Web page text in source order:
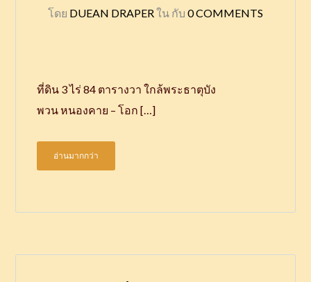
โดย DUEAN DRAPERใน กับ 0 COMMENTS
ที่ดิน 3 ไร่ 84 ตารางวา ใกล้พระธาตุบัง
พวน หนองคาย – โอก […]
อ่านมากกว่า